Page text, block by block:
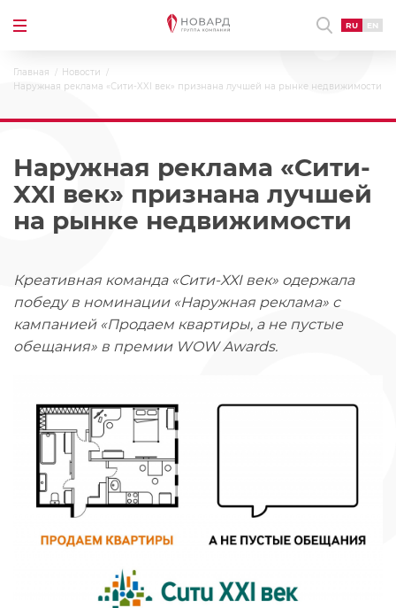
RU EN
Главная
Новости
Наружная реклама «Сити-XXI век» признана лучшей на рынке недвижимости
Наружная реклама «Сити-
XXI век» признана лучшей
на рынке недвижимости
Креативная команда «Сити-XXI век» одержала
победу в номинации «Наружная реклама» с
кампанией «Продаем квартиры, а не пустые
обещания» в премии WOW Awards.